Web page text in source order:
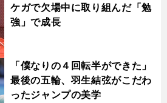
ケガで欠場中に取り組んだ「勉
強」で成長
「僕なりの４回転半ができた」
最後の五輪、羽生結弦がこだわ
ったジャンプの美学